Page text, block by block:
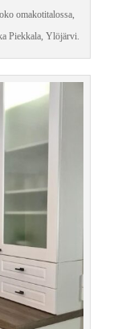
omakotitalossa,
Piekkala, Ylöjärvi.